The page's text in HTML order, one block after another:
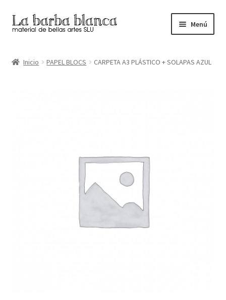
Ir
a
navegación
Ir
al
Menú
Inicio PAPEL BLOCS CARPETA A3 PLÁSTICO + SOLAPAS AZUL